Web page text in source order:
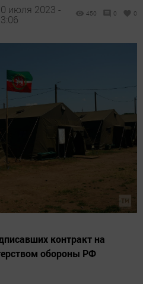
июля 2023 -
450 0 0
контракт на
обороны РФ